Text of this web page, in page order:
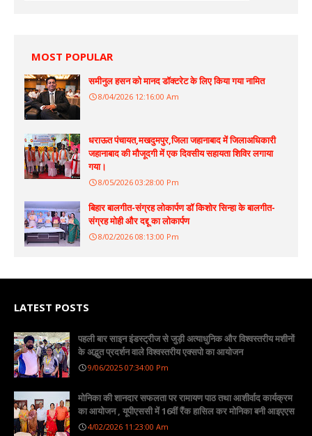
MOST POPULAR
समीनुल हसन को मानद डॉक्टरेट के लिए किया गया नामित
8/04/2026 12:16:00 Am
धराऊत पंचायत,मखदुमपुर,जिला जहानाबाद में जिलाअधिकारी
जहानाबाद की मौजूदगी में एक दिवसीय सहायता शिविर लगाया
गया।
8/05/2026 03:28:00 Pm
बिहार बालगीत-संग्रह लोकार्पण डॉ किशोर सिन्हा के बालगीत-
संग्रह मोही और दद्दू का लोकार्पण
8/02/2026 08:13:00 Pm
LATEST POSTS
पहली बार साइन इंडस्ट्रीज से जुड़ी अत्याधुनिक और विश्वस्तरीय मशीनों
के अद्भुत प्रदर्शन वाले विश्वस्तरीय एक्सपो का आयोजन
9/06/2025 07:34:00 Pm
मोनिका की शानदार सफलता पर रामायण पाठ तथा आशीर्वाद कार्यक्रम
का आयोजन , यूपीएससी में 16वीं रैंक हासिल कर मोनिका बनी आइएएस
4/02/2026 11:23:00 Am